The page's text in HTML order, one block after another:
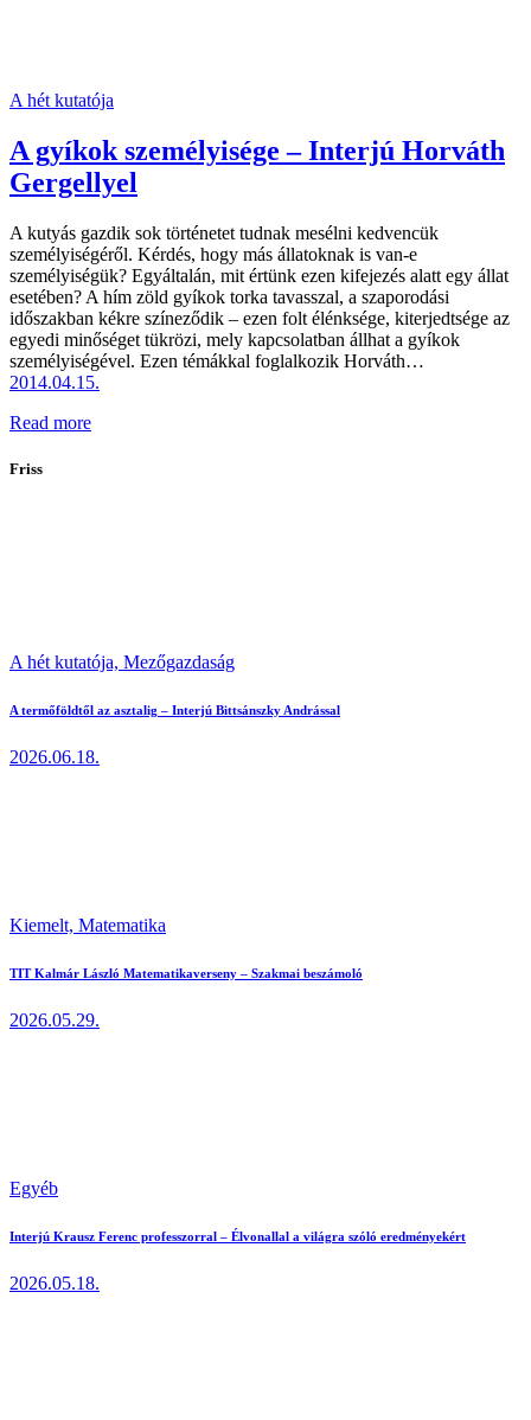
A hét kutatója
A gyíkok személyisége – Interjú Horváth
Gergellyel
A kutyás gazdik sok történetet tudnak mesélni kedvencük
személyiségéről. Kérdés, hogy más állatoknak is van-e
személyiségük? Egyáltalán, mit értünk ezen kifejezés alatt egy állat
esetében? A hím zöld gyíkok torka tavasszal, a szaporodási
időszakban kékre színeződik – ezen folt élénksége, kiterjedtsége az
egyedi minőséget tükrözi, mely kapcsolatban állhat a gyíkok
személyiségével. Ezen témákkal foglalkozik Horváth…
2014.04.15.
Read more
Friss
A hét kutatója, Mezőgazdaság
A termőföldtől az asztalig – Interjú Bittsánszky Andrással
2026.06.18.
Kiemelt, Matematika
TIT Kalmár László Matematikaverseny – Szakmai beszámoló
2026.05.29.
Egyéb
Interjú Krausz Ferenc professzorral – Élvonallal a világra szóló eredményekért
2026.05.18.